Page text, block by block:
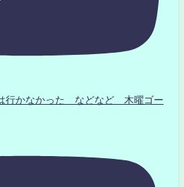
行かなかった などなど 木曜ゴー